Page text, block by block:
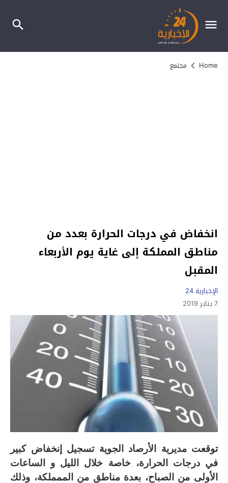
Home مجتمع
انخفاض في درجات الحرارة بعدد من
مناطق المملكة إلى غاية يوم الأربعاء
المقبل
الإخبارية 24
7 يناير 2019
توقعت مديرية الأرصاد الجوية تسجيل إنخفاض كبير
في درجات الحرارة، خاصة خلال الليل و الساعات
الأولى من الصباح، بعدة مناطق من الممملكة، وذلك